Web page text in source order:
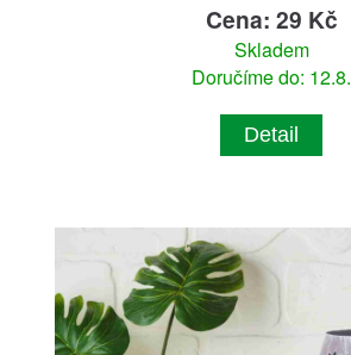
Cena: 29 Kč
Skladem
Doručíme do: 12.8.
Detail